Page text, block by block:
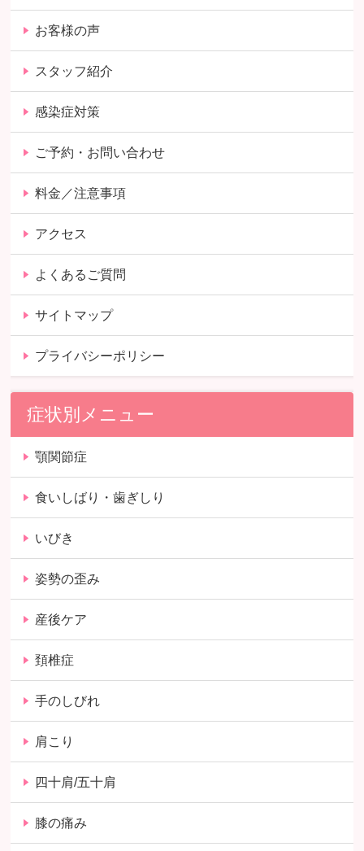
お客様の声
スタッフ紹介
感染症対策
ご予約・お問い合わせ
料金／注意事項
アクセス
よくあるご質問
サイトマップ
プライバシーポリシー
症状別メニュー
顎関節症
食いしばり・歯ぎしり
いびき
姿勢の歪み
産後ケア
頚椎症
手のしびれ
肩こり
四十肩/五十肩
膝の痛み